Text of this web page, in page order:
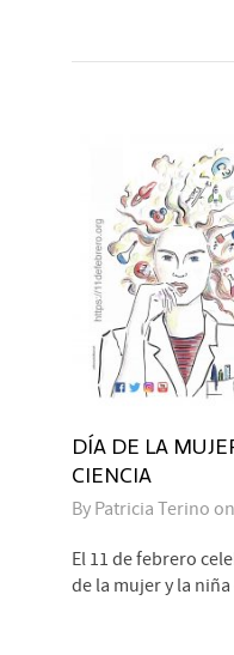
DÍA DE LA
CIENCIA
By Patricia Terino on
El 11 de febrero
de la mujer y la